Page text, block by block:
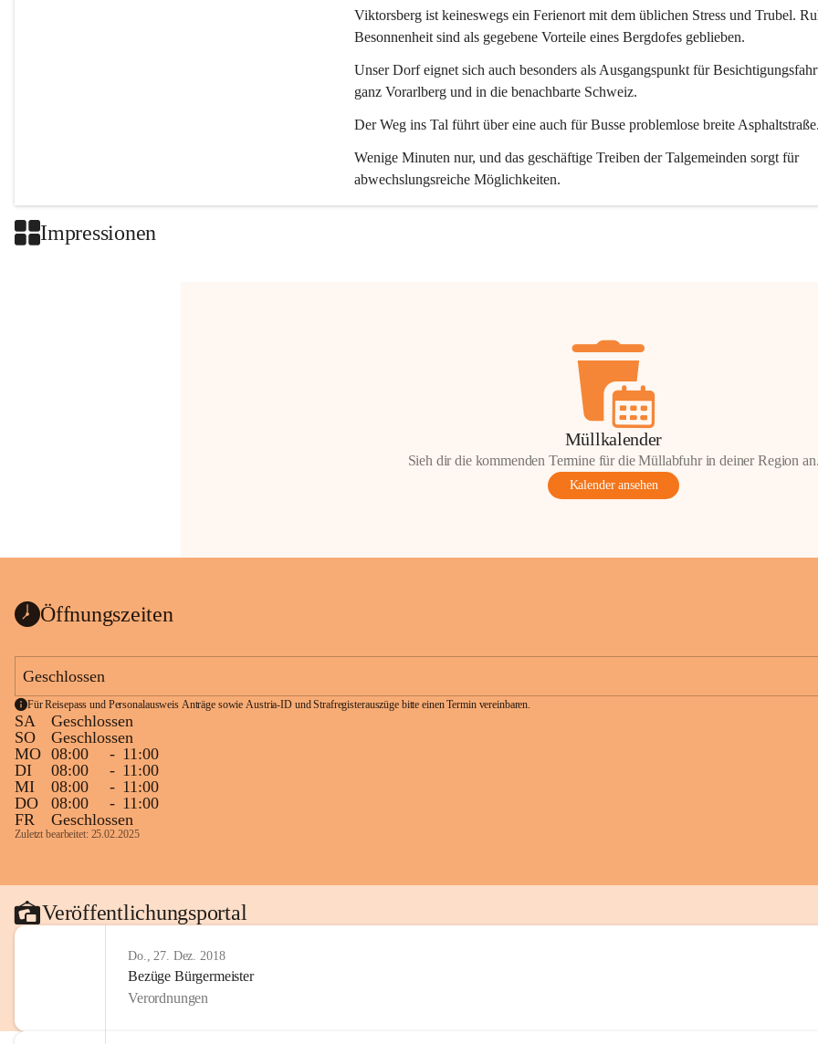
Viktorsberg ist keineswegs ein Ferienort mit dem üblichen Stress und Trubel.
Besonnenheit sind als gegebene Vorteile eines Bergdofes geblieben.
Unser Dorf eignet sich auch besonders als Ausgangspunkt für
ganz Vorarlberg und in die benachbarte Schweiz.
Der Weg ins Tal führt über eine auch für Busse problemlose breite
Wenige Minuten nur, und das geschäftige Treiben der Talgemeinden sorgt für
abwechslungsreiche Möglichkeiten.
Impressionen
Müllkalender
Sieh dir die kommenden Termine für die Müllabfuhr in deiner Region
Kalender ansehen
Öffnungszeiten
Geschlossen
Für Reisepass und Personalausweis Anträge sowie Austria-ID und Strafregisterauszüge bitte einen Termin vereinbaren.
SA
Geschlossen
SO
Geschlossen
MO 08:00 - 11:00
DI
08:00 - 11:00
MI
08:00 - 11:00
DO
08:00 - 11:00
FR
Geschlossen
Zuletzt bearbeitet: 25.02.2025
Veröffentlichungsportal
Do., 27. Dez. 2018
Bezüge Bürgermeister
Verordnungen